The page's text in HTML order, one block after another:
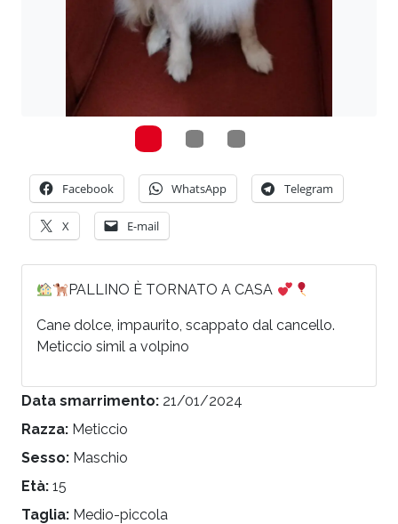
Facebook WhatsApp Telegram
X E-mail
PALLINO È TORNATO A CASA
Cane dolce, impaurito, scappato dal cancello.
Meticcio simil a volpino
Data smarrimento: 21/01/2024
Razza: Meticcio
Sesso: Maschio
Età: 15
Taglia: Medio-piccola